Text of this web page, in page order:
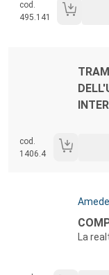
cod.
495.141
Autori:
Titolo:
cod.
1406.4
Autori:
Titolo:
La